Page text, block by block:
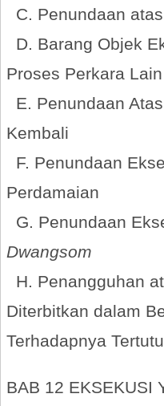
C. Penundaan
D. Barang Objek
Proses Perkara Lain
E. Penundaan
Kembali
F. Penundaan
Perdamaian
G. Penundaan
Dwangsom
H. Penangguhan
Diterbitkan dalam
Terhadapnya
BAB 12 EKSEKUSI